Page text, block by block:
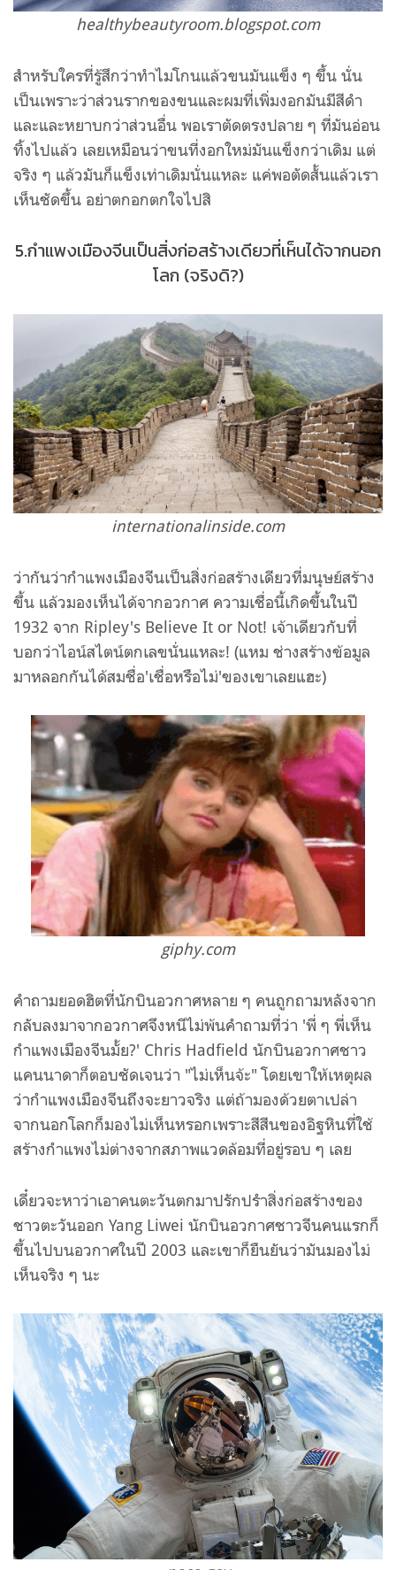
healthybeautyroom.blogspot.com
สำหรับใครที่รู้สึกว่าทำไมโกนแล้วขนมันแข็ง ๆ ขึ้น นั่น
เป็นเพราะว่าส่วนรากของขนและผมที่เพิ่มงอกมันมีสีดำ
และและหยาบกว่าส่วนอื่น พอเราตัดตรงปลาย ๆ ที่มันอ่อน
ทิ้งไปแล้ว เลยเหมือนว่าขนที่งอกใหม่มันแข็งกว่าเดิม แต่
จริง ๆ แล้วมันก็แข็งเท่าเดิมนั่นแหละ แค่พอตัดสั้นแล้วเรา
เห็นชัดขึ้น อย่าตกอกตกใจไปสิ
5.กำแพงเมืองจีนเป็นสิ่งก่อสร้างเดียวที่เห็นได้จากนอก
โลก (จริงดิ?)
internationalinside.com
ว่ากันว่ากำแพงเมืองจีนเป็นสิ่งก่อสร้างเดียวที่มนุษย์สร้าง
ขึ้น แล้วมองเห็นได้จากอวกาศ ความเชื่อนี้เกิดขึ้นในปี
1932 จาก Ripley's Believe It or Not! เจ้าเดียวกับที่
บอกว่าไอน์สไตน์ตกเลขนั่นแหละ! (แหม ช่างสร้างข้อมูล
มาหลอกกันได้สมชื่อ'เชื่อหรือไม่'ของเขาเลยแฮะ)
giphy.com
คำถามยอดฮิตที่นักบินอวกาศหลาย ๆ คนถูกถามหลังจาก
กลับลงมาจากอวกาศจึงหนีไม่พ้นคำถามที่ว่า 'พี่ ๆ พี่เห็น
กำแพงเมืองจีนมั้ย?' Chris Hadfield นักบินอวกาศชาว
แคนนาดาก็ตอบชัดเจนว่า "ไม่เห็นจ้ะ" โดยเขาให้เหตุผล
ว่ากำแพงเมืองจีนถึงจะยาวจริง แต่ถ้ามองด้วยตาเปล่า
จากนอกโลกก็มองไม่เห็นหรอกเพราะสีสีนของอิฐหินที่ใช้
สร้างกำแพงไม่ต่างจากสภาพแวดล้อมที่อยู่รอบ ๆ เลย
เดี๋ยวจะหาว่าเอาคนตะวันตกมาปรักปรำสิ่งก่อสร้างของ
ชาวตะวันออก Yang Liwei นักบินอวกาศชาวจีนคนแรกก็
ขึ้นไปบนอวกาศในปี 2003 และเขาก็ยืนยันว่ามันมองไม่
เห็นจริง ๆ นะ